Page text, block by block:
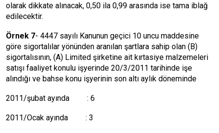
olarak dikkate alınacak, 0,50 ila 0,99 arasında ise tama iblağ
edilecektir.
Örnek 7- 4447 sayılı Kanunun geçici 10 uncu maddesine
göre sigortalılar yönünden aranılan şartlara sahip olan (B)
sigortalısının, (A) Limited şirketine ait kırtasiye malzemeleri
satışı faaliyet konulu işyerinde 20/3/2011 tarihinde işe
alındığı ve bahse konu işyerinin son altı aylık döneminde
2011/şubat ayında : 6
2011/Ocak ayında : 3